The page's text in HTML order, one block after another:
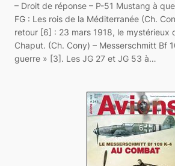
– Droit de réponse – P-51 Mustang à
FG : Les rois de la Méditerranée (Ch.
retour [6] : 23 mars 1918, le mystérieux
Chaput. (Ch. Cony) – Messerschmitt Bf
guerre » [3]. Les JG 27 et JG 53 à…